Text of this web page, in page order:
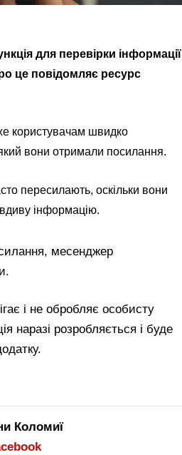
для перевірки інформації
це повідомляє ресурс
користувачам швидко
вони отримали посилання.
пересилають, оскільки вони
інформацію.
месенджер
і не обробляє особисту
наразі розробляється і буде
Коломиї